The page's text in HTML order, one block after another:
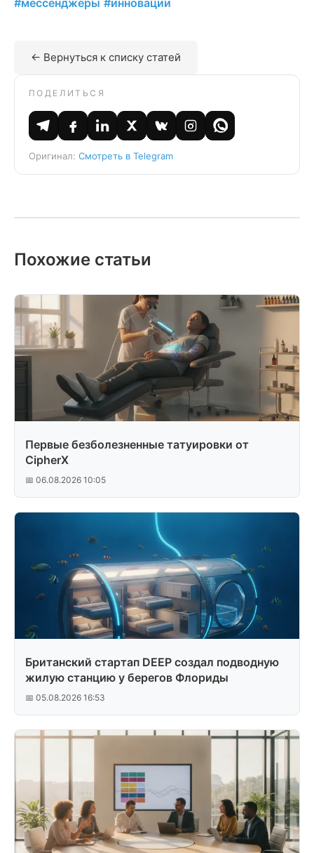
#мессенджеры #инновации
← Вернуться к списку статей
ПОДЕЛИТЬСЯ
Оригинал: Смотреть в Telegram
Похожие статьи
Первые безболезненные татуировки от
CipherX
📅 06.08.2026 10:05
Британский стартап DEEP создал подводную
жилую станцию у берегов Флориды
📅 05.08.2026 16:53